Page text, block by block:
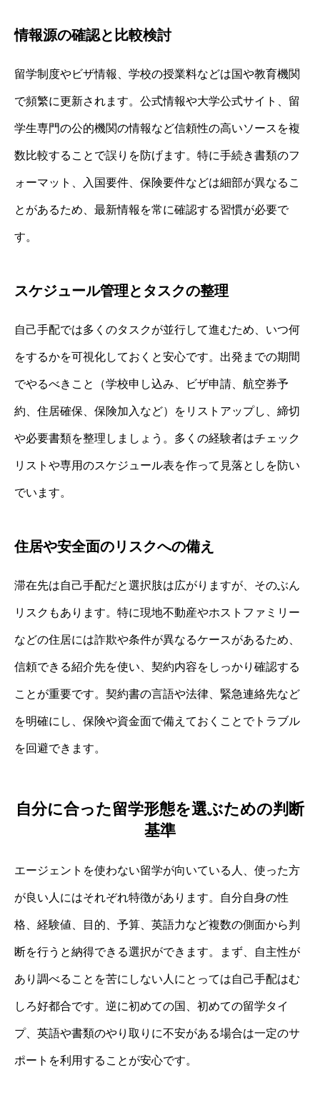
情報源の確認と比較検討
留学制度やビザ情報、学校の授業料などは国や教育機関
で頻繁に更新されます。公式情報や大学公式サイト、留
学生専門の公的機関の情報など信頼性の高いソースを複
数比較することで誤りを防げます。特に手続き書類のフ
ォーマット、入国要件、保険要件などは細部が異なるこ
とがあるため、最新情報を常に確認する習慣が必要で
す。
スケジュール管理とタスクの整理
自己手配では多くのタスクが並行して進むため、いつ何
をするかを可視化しておくと安心です。出発までの期間
でやるべきこと（学校申し込み、ビザ申請、航空券予
約、住居確保、保険加入など）をリストアップし、締切
や必要書類を整理しましょう。多くの経験者はチェック
リストや専用のスケジュール表を作って見落としを防い
でいます。
住居や安全面のリスクへの備え
滞在先は自己手配だと選択肢は広がりますが、そのぶん
リスクもあります。特に現地不動産やホストファミリー
などの住居には詐欺や条件が異なるケースがあるため、
信頼できる紹介先を使い、契約内容をしっかり確認する
ことが重要です。契約書の言語や法律、緊急連絡先など
を明確にし、保険や資金面で備えておくことでトラブル
を回避できます。
自分に合った留学形態を選ぶための判断
基準
エージェントを使わない留学が向いている人、使った方
が良い人にはそれぞれ特徴があります。自分自身の性
格、経験値、目的、予算、英語力など複数の側面から判
断を行うと納得できる選択ができます。まず、自主性が
あり調べることを苦にしない人にとっては自己手配はむ
しろ好都合です。逆に初めての国、初めての留学タイ
プ、英語や書類のやり取りに不安がある場合は一定のサ
ポートを利用することが安心です。